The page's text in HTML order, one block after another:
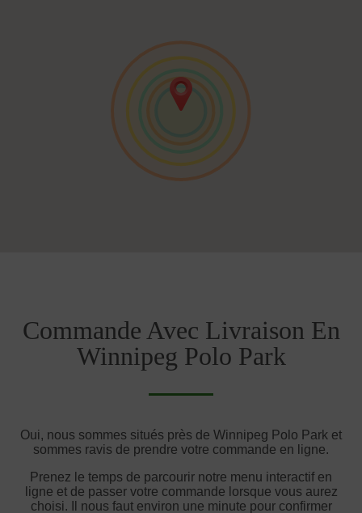
Commande Avec Livraison En
Winnipeg Polo Park
Oui, nous sommes situés près de Winnipeg Polo Park et
sommes ravis de prendre votre commande en ligne.
Prenez le temps de parcourir notre menu interactif en
ligne et de passer votre commande lorsque vous aurez
choisi. Il nous faut environ une minute pour confirmer